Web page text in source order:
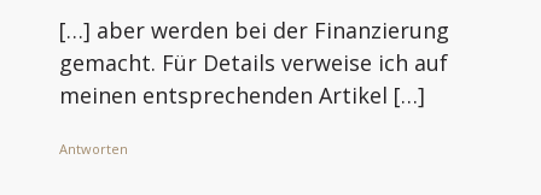
[…] aber werden bei der Finanzierung
gemacht. Für Details verweise ich auf
meinen entsprechenden Artikel […]
Antworten